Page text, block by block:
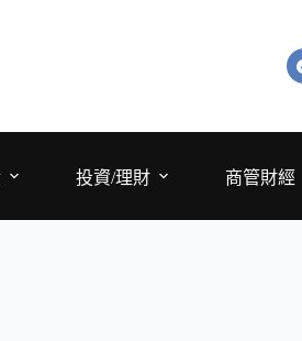
投資/理財 商管財經